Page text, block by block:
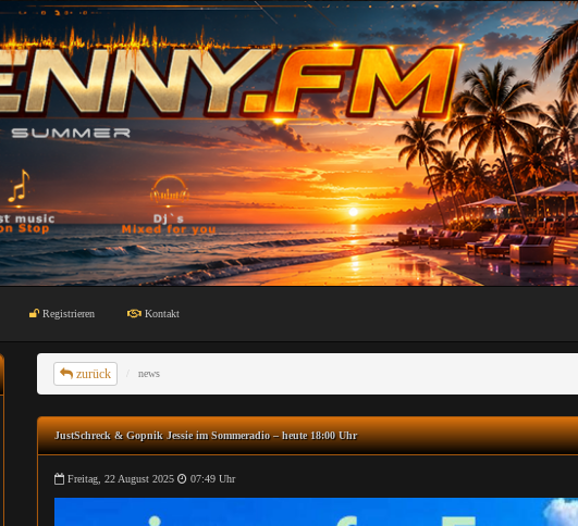
Registrieren Kontakt
zurück news
JustSchreck & Gopnik Jessie im Sommeradio – heute 18:00 Uhr
Freitag, 22 August 2025 07:49 Uhr